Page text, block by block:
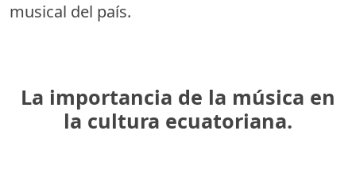
musical del país.
La importancia de la música en
la cultura ecuatoriana.